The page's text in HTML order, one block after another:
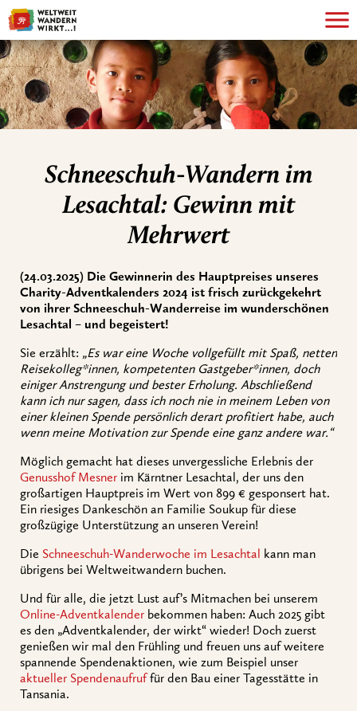
Schneeschuh-Wandern im
Lesachtal: Gewinn mit
Mehrwert
(24.03.2025) Die Gewinnerin des Hauptpreises unseres
Charity-Adventkalenders 2024 ist frisch zurückgekehrt
von ihrer Schneeschuh-Wanderreise im wunderschönen
Lesachtal – und begeistert!
Sie erzählt: „Es war eine Woche vollgefüllt mit Spaß, netten
Reisekolleg*innen, kompetenten Gastgeber*innen, doch
einiger Anstrengung und bester Erholung. Abschließend
kann ich nur sagen, dass ich noch nie in meinem Leben von
einer kleinen Spende persönlich derart profitiert habe, auch
wenn meine Motivation zur Spende eine ganz andere war.“
Möglich gemacht hat dieses unvergessliche Erlebnis der
Genusshof Mesner im Kärntner Lesachtal, der uns den
großartigen Hauptpreis im Wert von 899 € gesponsert hat.
Ein riesiges Dankeschön an Familie Soukup für diese
großzügige Unterstützung an unseren Verein!
Die Schneeschuh-Wanderwoche im Lesachtal
kann man
übrigens bei Weltweitwandern buchen.
Und für alle, die jetzt Lust auf’s Mitmachen bei unserem
Online-Adventkalender bekommen haben: Auch 2025 gibt
es den „Adventkalender, der wirkt“ wieder! Doch zuerst
genießen wir mal den Frühling und freuen uns auf weitere
spannende Spendenaktionen, wie zum Beispiel unser
aktueller Spendenaufruffür den Bau einer Tagesstätte in
Tansania.